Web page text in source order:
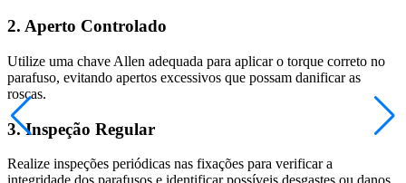
2. Aperto Controlado
Utilize uma chave Allen adequada para aplicar o torque correto no
parafuso, evitando apertos excessivos que possam danificar as
roscas.
3. Inspeção Regular
Realize inspeções periódicas nas fixações para verificar a